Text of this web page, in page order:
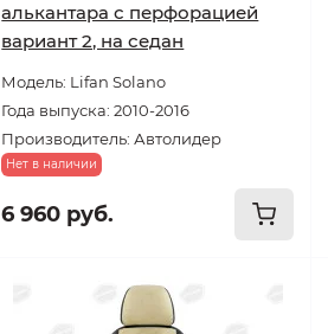
алькантара с перфорацией
вариант 2, на седан
Модель: Lifan Solano
Года выпуска: 2010-2016
Производитель: Автолидер
Нет в наличии
6 960 руб.